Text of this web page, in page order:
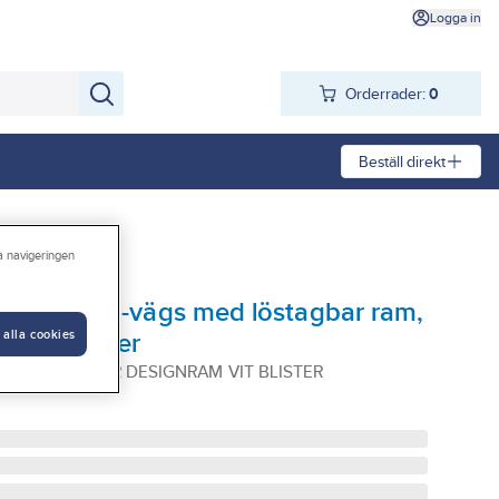
Logga in
Orderrader: 0
Beställ direkt
jordat, 2-vägs med löstagbar ram,
Schneider
EXXACT FÖR DESIGNRAM VIT BLISTER
navigeringen
alla cookies